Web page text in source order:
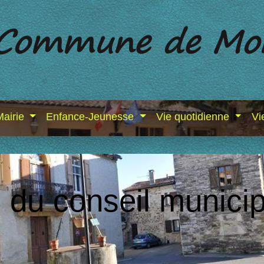
Enfance-Jeunesse Vie quotidienne
conseil